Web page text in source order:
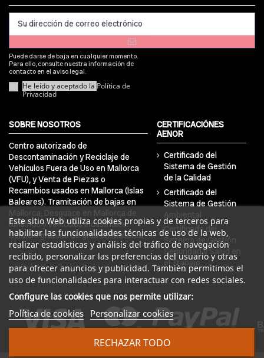
Este sitio Web utiliza cookies propias y de terceros para
habilitar las funcionalidades técnicas de uso de la web,
realizar estadísticas y análisis del tráfico de navegación
recibido, personalizar las preferencias del usuario y otras
para ofrecer anuncios y publicidad. También permitimos el
uso de funcionalidades para interactuar con redes sociales.
Configure las cookies que nos permite utilizar:
Política de cookies Personalizar cookies
RECHAZAR TODO
Puede darse de baja en cualquier momento.
Para ello, consulte nuestra información de
contacto en el aviso legal.
He leído y aceptado la Política de
Privacidad
SOBRE NOSOTROS
Centro autorizado de
Descontaminación y Reciclaje de
Vehículos Fuera de Uso en Mallorca
(VFU), y Venta de Piezas o
Recambios usados en Mallorca (Islas
Baleares). Tramitación de bajas en
Mallorca, Desguace en Mallorca de
turismos y vehículos industriales.
Servicio gratuito de grúa en Mallorca.
CERTIFICACIÓNES
AENOR
Certificado del
Sistema de Gestión
de la Calidad
Certificado del
Sistema de Gestión
Ambiental
Certificado del
Sistema de Gestión
Seguridad y Salud en
el Trabajo